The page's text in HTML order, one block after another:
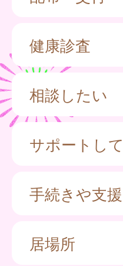
健康診査
相談したい
サポートし
手続きや支
居場所